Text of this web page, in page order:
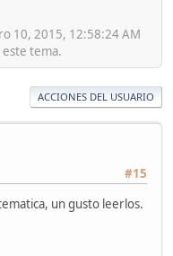
10, 2015, 12:58:24 AM
tema.
ACCIONES DEL USUARIO
#15
un gusto leerlos.